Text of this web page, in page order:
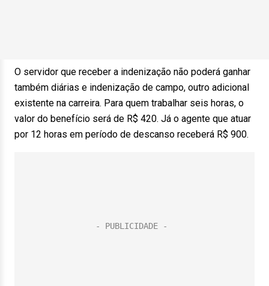
O servidor que receber a indenização não poderá ganhar
também diárias e indenização de campo, outro adicional
existente na carreira. Para quem trabalhar seis horas, o
valor do benefício será de R$ 420. Já o agente que atuar
por 12 horas em período de descanso receberá R$ 900.